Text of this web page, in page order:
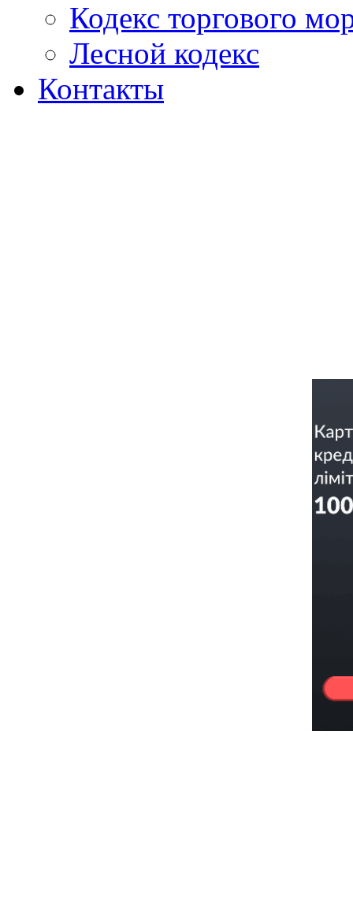
Кодекс торгового
Лесной кодекс
Контакты